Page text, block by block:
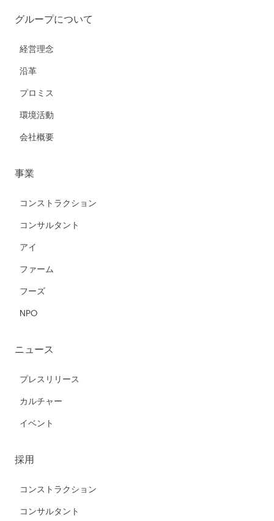
グループについて
経営理念
沿革
プロミス
環境活動
会社概要
事業
コンストラクション
コンサルタント
アイ
ファーム
フーズ
NPO
ニュース
プレスリリース
カルチャー
イベント
採用
コンストラクション
コンサルタント